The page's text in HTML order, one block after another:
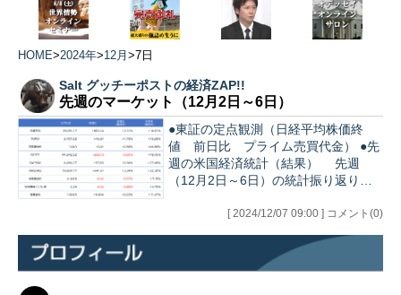
HOME>2024年>12月 > 7日
Salt グッチーポストの経済ZAP!!
先週のマーケット（12月2日～6日）
●東証の定点観測（日経平均株価終
値 前日比 プライム売買代金） ●先
週の米国経済統計（結果） 先週
（12月2日～6日）の統計振り返り。
[ 2024/12/07 09:00 ] コメント(0)